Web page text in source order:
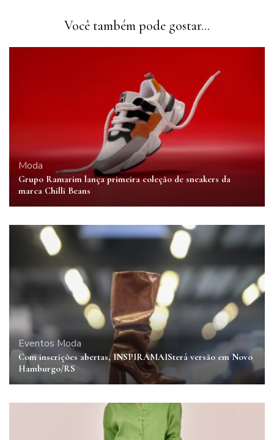
Você também pode gostar...
Moda
Grupo Ramarim lança primeira coleção de sneakers da
marca Chilli Beans
Eventos Moda
Com inscrições abertas, INSPIRAMAISterá versão em Novo
Hamburgo/RS